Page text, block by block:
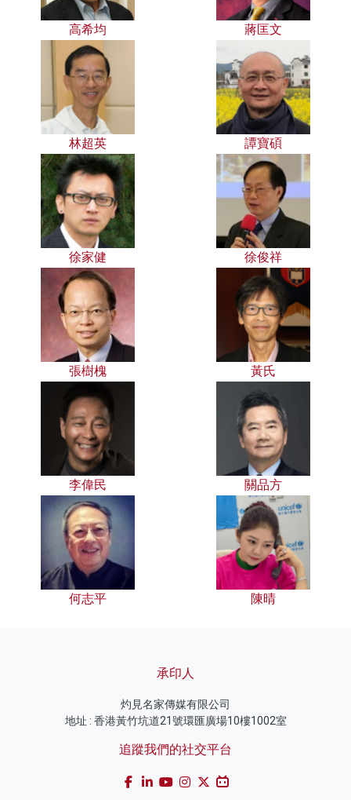
高希均 蔣匡文
林超英 譚寶碩
徐家健 徐俊祥
張樹槐 黃氏
李偉民 關品方
何志平 陳晴
承印人
灼見名家傳媒有限公司
地址 : 香港黃竹坑道21號環匯廣場10樓1002室
追蹤我們的社交平台